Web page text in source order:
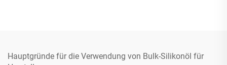
Hauptgründe für die Verwendung von Bulk-Silikonöl für